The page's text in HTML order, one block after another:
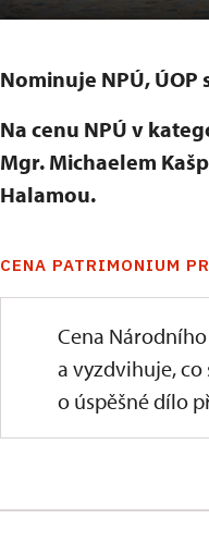
Nominuje NPÚ, ÚOP
Na cenu NPÚ v
Mgr. Michaelem
Halamou.
CENA PATRIMONIUM
Cena
a vyzdvihuje,
o úspěšné dílo